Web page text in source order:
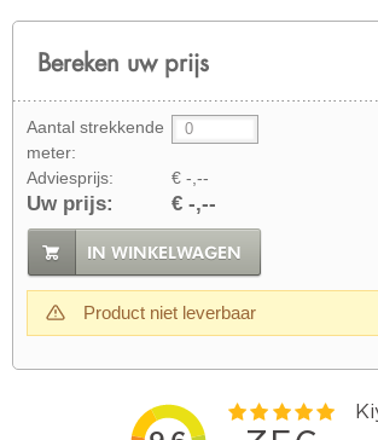
Bereken uw prijs
Aantal strekkende
meter:
Adviesprijs:
€ -,--
Uw prijs: € -,--
IN WINKELWAGEN
Product niet leverbaar